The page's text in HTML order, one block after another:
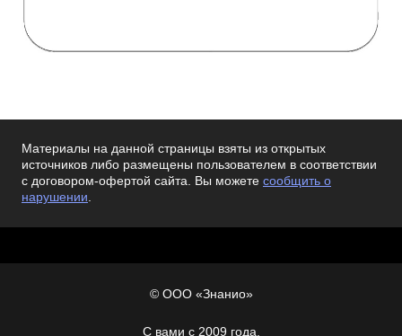
Материалы на данной страницы взяты из открытых
источников либо размещены пользователем в соответствии
с договором-офертой сайта. Вы можете сообщить о
нарушении.
© ООО «Знанио»
С вами с 2009 года.